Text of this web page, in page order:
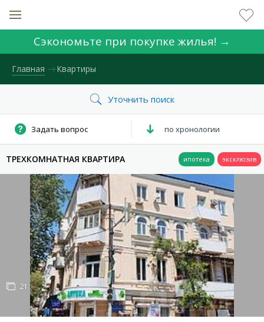
Сэкономьте при покупке жилья! →
Главная Квартиры
НОМЕР ЗАЯВКИ
ЦЕНА
ВЫБРАТЬ РАЙОН
ЛЕВЫЙ БЕРЕГ
по хронологии
ТРЕХКОМНАТНАЯ КВАРТИРА
21